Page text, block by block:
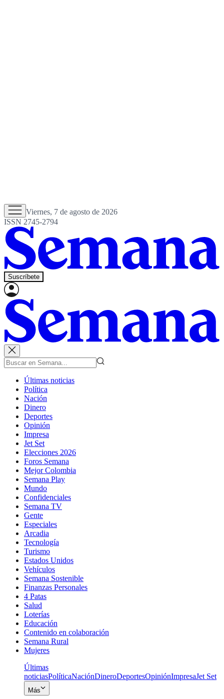
Viernes, 7 de agosto de 2026
ISSN 2745-2794
Suscríbete
Últimas noticias
Política
Nación
Dinero
Deportes
Opinión
Impresa
Jet Set
Elecciones 2026
Foros Semana
Mejor Colombia
Semana Play
Mundo
Confidenciales
Semana TV
Gente
Especiales
Arcadia
Tecnología
Turismo
Estados Unidos
Vehículos
Semana Sostenible
Finanzas Personales
4 Patas
Salud
Loterías
Educación
Contenido en colaboración
Semana Rural
Mujeres
Últimas
noticiasPolíticaNaciónDineroDeportesOpiniónImpresaJet Set
Más